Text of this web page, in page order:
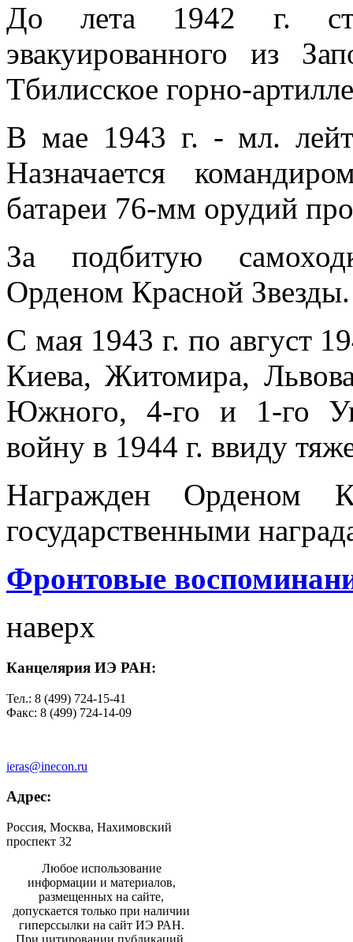
До лета 1942 г.
эвакуированного из
Тбилисское горно-
В мае 1943 г. - мл.
Назначается
батареи 76-мм орудий
За подбитую
Орденом Красной Звезды.
С мая 1943 г. по август
Киева, Житомира,
Южного, 4-го и 1-го
войну в 1944 г. ввиду
Награжден Орденом
государственными
Фронтовые
наверх
Канцелярия ИЭ РАН:
Тел.: 8 (499) 724-15-41
Факс: 8 (499) 724-14-09
ieras@inecon.ru
Адрес:
Россия, Москва, Нахимовский
проспект 32
Любое использование
информации и материалов,
размещенных на сайте,
допускается только при наличии
гиперссылки на сайт ИЭ РАН.
При цитировании публикаций,